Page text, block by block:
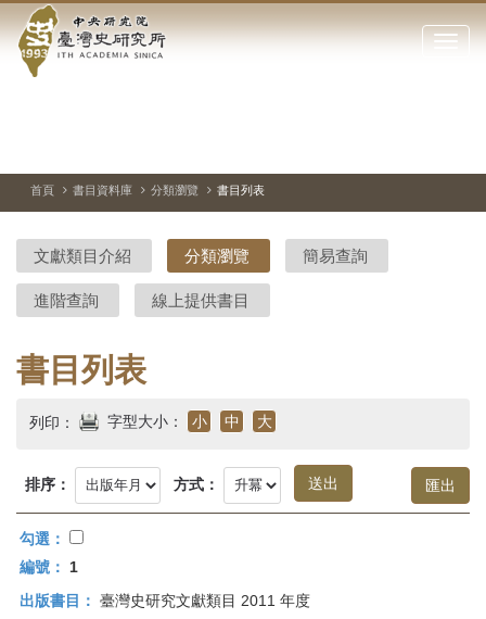
到中
央
院-
臺
灣
史
研
究
首
頁
點
閉
站
停、
圖
圖
結
首頁 書目資料庫 分類瀏覽 書目列表
文獻類目介紹 分類瀏覽 簡易查詢
進階查詢 線上提供書目
書目列表
列印： 字型大小： 小 中 大
排序： 方式：
勾選：
編號：
1
出版書目： 臺灣史研究文獻類目 2011 年度